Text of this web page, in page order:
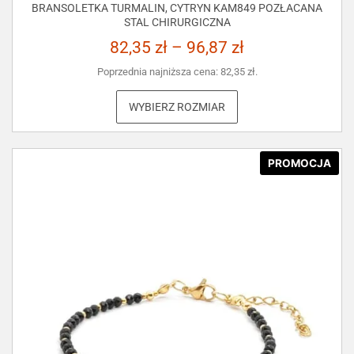
BRANSOLETKA TURMALIN, CYTRYN KAM849 POZŁACANA
STAL CHIRURGICZNA
82,35 zł – 96,87 zł
Poprzednia najniższa cena: 82,35 zł.
WYBIERZ ROZMIAR
PROMOCJA